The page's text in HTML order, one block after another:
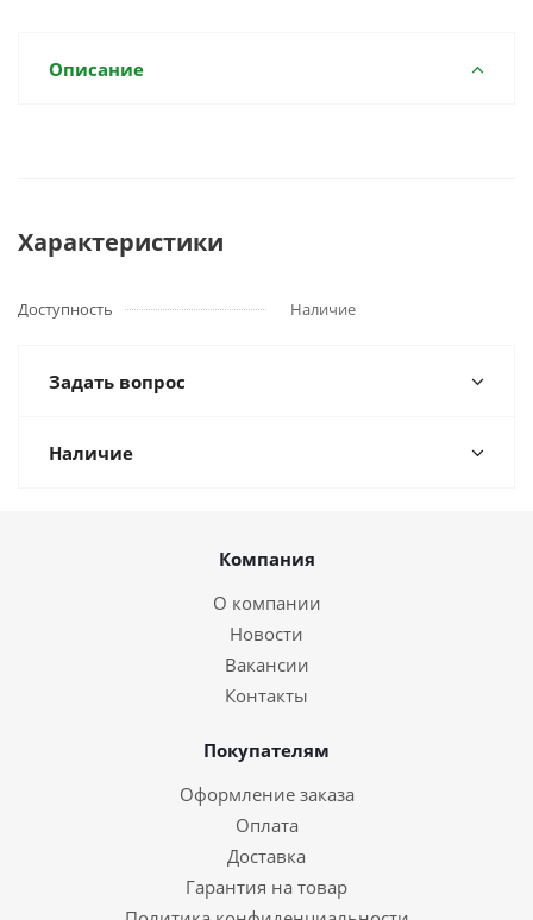
Описание
Характеристики
Доступность Наличие
Задать вопрос
Наличие
Компания
О компании
Новости
Вакансии
Контакты
Покупателям
Оформление заказа
Оплата
Доставка
Гарантия на товар